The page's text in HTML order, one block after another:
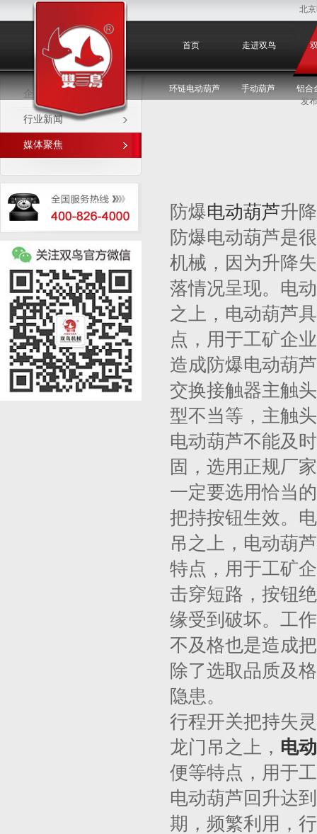
北
首页 走进双鸟
环链电动葫芦 手动葫芦 铝合
媒体聚焦
企业新闻
行业新闻
媒体聚焦
发
防爆电动葫芦升
防爆电动葫芦是
机械，因为升降
落情况呈现。电
之上，电动葫芦
点，用于工矿企
造成防爆电动葫
交换接触器主触
型不当等，主触
电动葫芦不能及
固，选用正规厂
一定要选用恰当
把持按钮生效。
吊之上，电动葫
特点，用于工矿
击穿短路，按钮
缘受到破坏。工
不及格也是造成
除了选取品质及
隐患。
行程开关把持失
龙门吊之上， 电
便等特点，用于
电动葫芦回升达
期，频繁利用，